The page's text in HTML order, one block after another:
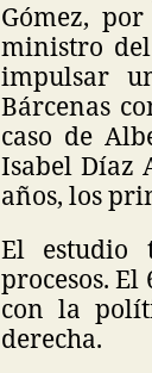
Gómez,
ministro
impulsar
Bárcenas
caso de
Isabel Díaz
años, los
El estudio
procesos.
con la
derecha.